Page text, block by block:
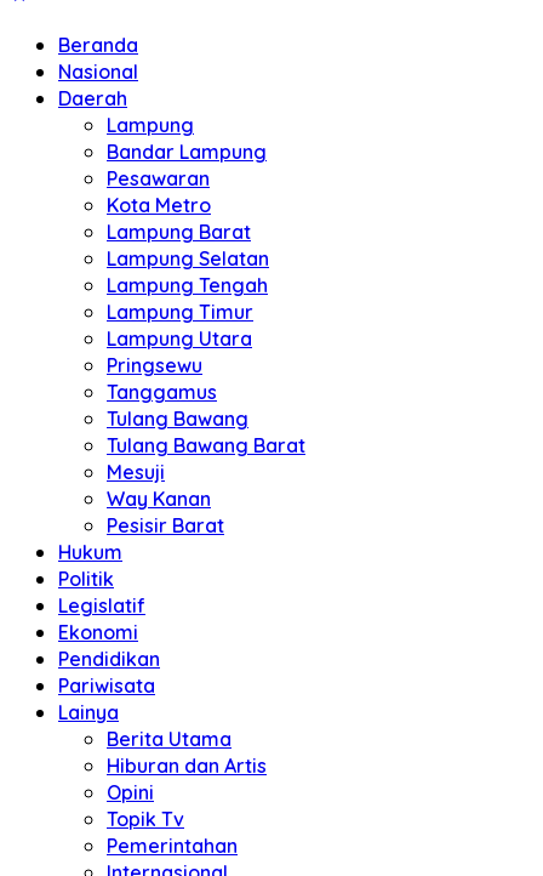
Beranda
Nasional
Daerah
Lampung
Bandar Lampung
Pesawaran
Kota Metro
Lampung Barat
Lampung Selatan
Lampung Tengah
Lampung Timur
Lampung Utara
Pringsewu
Tanggamus
Tulang Bawang
Tulang Bawang Barat
Mesuji
Way Kanan
Pesisir Barat
Hukum
Politik
Legislatif
Ekonomi
Pendidikan
Pariwisata
Lainya
Berita Utama
Hiburan dan Artis
Opini
Topik Tv
Pemerintahan